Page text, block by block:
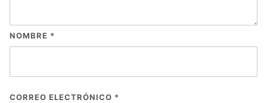
NOMBRE *
CORREO ELECTRÓNICO *